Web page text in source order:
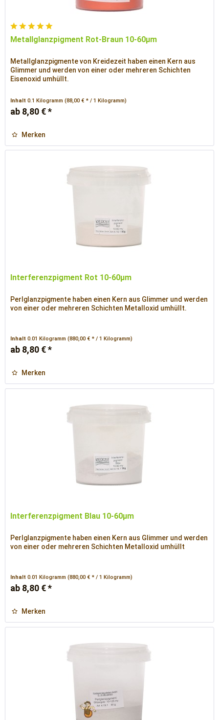
Metallglanzpigment Rot-Braun 10-60µm
Metallglanzpigmente von Kreidezeit haben einen Kern aus
Glimmer und werden von einer oder mehreren Schichten
Eisenoxid umhüllt.
Inhalt0.1 Kilogramm(88,00 € * / 1 Kilogramm)
ab 8,80 € *
Merken
Interferenzpigment Rot 10-60µm
Perlglanzpigmente haben einen Kern aus Glimmer und werden
von einer oder mehreren Schichten Metalloxid umhüllt.
Inhalt0.01 Kilogramm(880,00 € * / 1 Kilogramm)
ab 8,80 € *
Merken
Interferenzpigment Blau 10-60µm
Perlglanzpigmente haben einen Kern aus Glimmer und werden
von einer oder mehreren Schichten Metalloxid umhüllt
Inhalt0.01 Kilogramm(880,00 € * / 1 Kilogramm)
ab 8,80 € *
Merken